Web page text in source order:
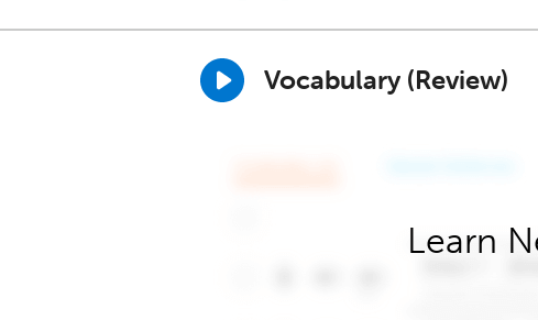
Vocabulary (Review)
Learn